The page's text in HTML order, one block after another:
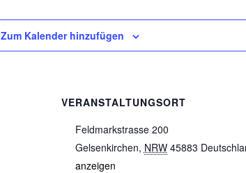
Zum Kalender hinzufügen
VERANSTALTUNGSORT
Feldmarkstrasse 200
Gelsenkirchen, NRW 45883
anzeigen